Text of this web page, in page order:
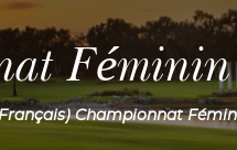
Championnat